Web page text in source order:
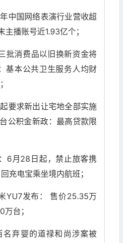
中国网络表演行业营收超
播账号近1.93亿个；
批消费品以旧换新资金将
基本公共卫生服务人均财
要求新出让宅地全部实施
公积金新政：最高贷款限
6月28日起，禁止旅客携
充电宝乘坐境内航班；
YU7发布： 售价25.35万
台；
名弃婴的道禄和尚涉案被